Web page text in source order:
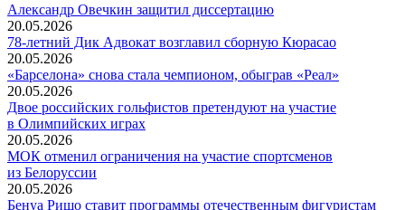
Александр Овечкин защитил диссертацию
20.05.2026
78‑летний Дик Адвокат возглавил сборную Кюрасао
20.05.2026
«Барселона» снова стала чемпионом, обыграв «Реал»
20.05.2026
Двое российских гольфистов претендуют на участие
в Олимпийских играх
20.05.2026
МОК отменил ограничения на участие спортсменов
из Белоруссии
20.05.2026
Бенуа Ришо ставит программы отечественным фигуристам